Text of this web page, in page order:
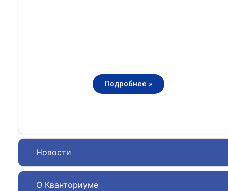
Новости
О Кванториуме
Подробнее »